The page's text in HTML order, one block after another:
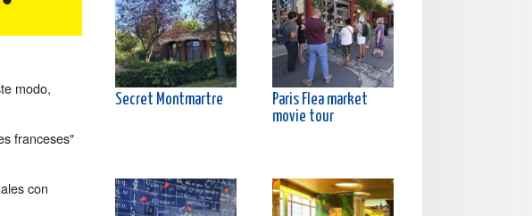
modo,
franceses"
con
Secret Montmartre
Paris Flea market
movie tour